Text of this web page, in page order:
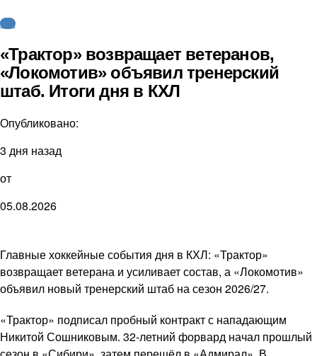
КХЛ
«Трактор» возвращает ветеранов,
«Локомотив» объявил тренерский
штаб. Итоги дня в КХЛ
Опубликовано:
3 дня назад
от
05.08.2026
Главные хоккейные события дня в КХЛ: «Трактор»
возвращает ветерана и усиливает состав, а «Локомотив»
объявил новый тренерский штаб на сезон 2026/27.
«Трактор» подписал пробный контракт с нападающим
Никитой Сошниковым. 32-летний форвард начал прошлый